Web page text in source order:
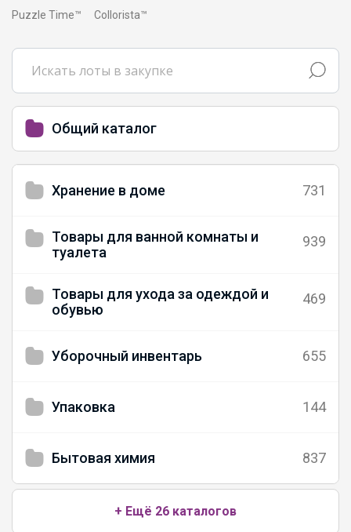
Общий каталог
Хранение в доме 731
Товары для ванной комнаты и
туалета
939
Товары для ухода за одеждой и
обувью
469
Уборочный инвентарь 655
Упаковка 144
Бытовая химия 837
+ Ещё 26 каталогов
Puzzle Time™
Collorista™